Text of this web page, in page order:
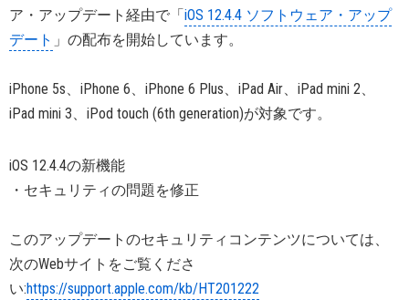
ア・アップデート経由で「iOS 12.4.4 ソフトウェア・アップ
デート 」の配布を開始しています。
iPhone 5s、iPhone 6、iPhone 6 Plus、iPad Air、iPad mini 2、
iPad mini 3、iPod touch (6th generation)が対象です。
iOS 12.4.4の新機能
・セキュリティの問題を修正
このアップデートのセキュリティコンテンツについては、
次のWebサイトをご覧くださ
い:https://support.apple.com/kb/HT201222